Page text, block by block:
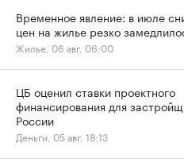
Временное явление: в июле
цен на жилье резко
Жилье, 06 авг, 06:00
ЦБ оценил ставки проектного
финансирования для
России
Деньги, 05 авг, 18:13